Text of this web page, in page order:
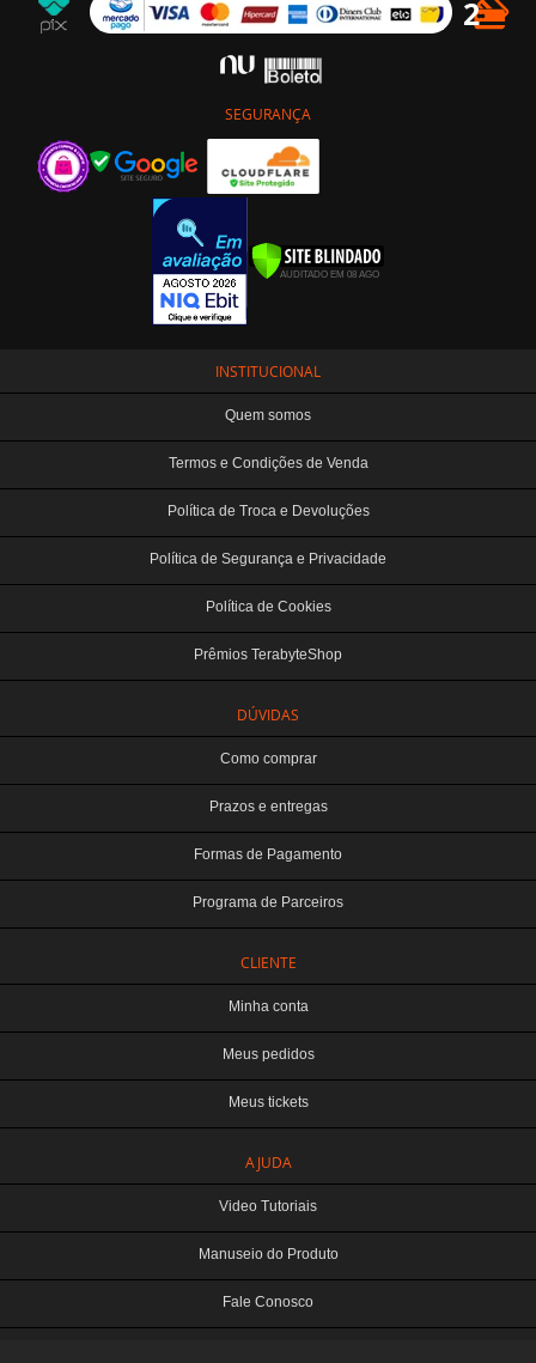
SEGURANÇA
INSTITUCIONAL
Quem somos
Termos e Condições de Venda
Política de Troca e Devoluções
Política de Segurança e Privacidade
Política de Cookies
Prêmios TerabyteShop
DÚVIDAS
Como comprar
Prazos e entregas
Formas de Pagamento
Programa de Parceiros
CLIENTE
Minha conta
Meus pedidos
Meus tickets
AJUDA
Video Tutoriais
Manuseio do Produto
Fale Conosco